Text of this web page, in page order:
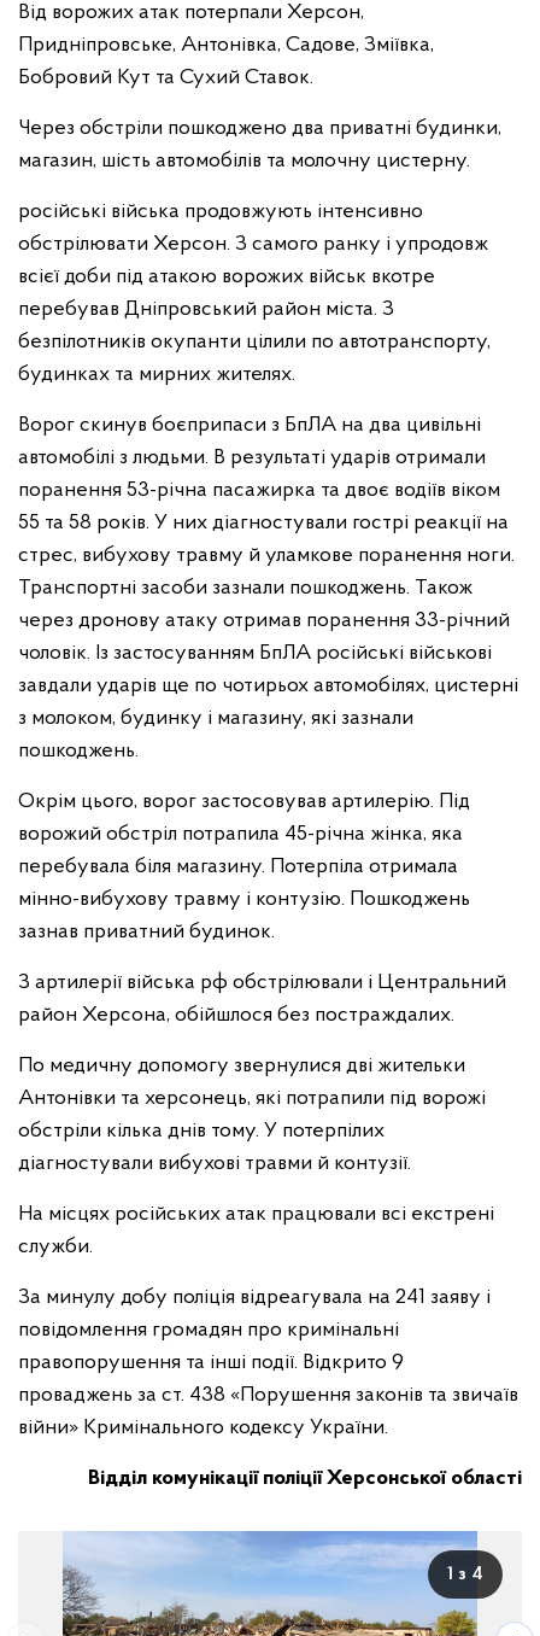
Від ворожих атак потерпали Херсон,
Придніпровське, Антонівка, Садове, Зміївка,
Бобровий Кут та Сухий Ставок.
Через обстріли пошкоджено два приватні будинки,
магазин, шість автомобілів та молочну цистерну.
російські війська продовжують інтенсивно
обстрілювати Херсон. З самого ранку і упродовж
всієї доби під атакою ворожих військ вкотре
перебував Дніпровський район міста. З
безпілотників окупанти цілили по автотранспорту,
будинках та мирних жителях.
Ворог скинув боєприпаси з БпЛА на два цивільні
автомобілі з людьми. В результаті ударів отримали
поранення 53-річна пасажирка та двоє водіїв віком
55 та 58 років. У них діагностували гострі реакції на
стрес, вибухову травму й уламкове поранення ноги.
Транспортні засоби зазнали пошкоджень. Також
через дронову атаку отримав поранення 33-річний
чоловік. Із застосуванням БпЛА російські військові
завдали ударів ще по чотирьох автомобілях, цистерні
з молоком, будинку і магазину, які зазнали
пошкоджень.
Окрім цього, ворог застосовував артилерію. Під
ворожий обстріл потрапила 45-річна жінка, яка
перебувала біля магазину. Потерпіла отримала
мінно-вибухову травму і контузію. Пошкоджень
зазнав приватний будинок.
З артилерії війська рф обстрілювали і Центральний
район Херсона, обійшлося без постраждалих.
По медичну допомогу звернулися дві жительки
Антонівки та херсонець, які потрапили під ворожі
обстріли кілька днів тому. У потерпілих
діагностували вибухові травми й контузії.
На місцях російських атак працювали всі екстрені
служби.
За минулу добу поліція відреагувала на 241 заяву і
повідомлення громадян про кримінальні
правопорушення та інші події. Відкрито 9
проваджень за ст. 438 «Порушення законів та звичаїв
війни» Кримінального кодексу України.
Відділ комунікації поліції Херсонської області
1 з 4